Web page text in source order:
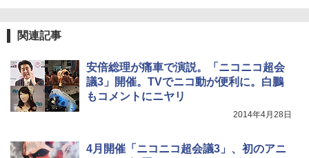
関連記事
安倍総理が痛車で演説。「ニコニコ超会
議3」開催。TVでニコ動が便利に。白鵬
もコメントにニヤリ
2014年4月28日
4月開催「ニコニコ超会議3」、初のアニ